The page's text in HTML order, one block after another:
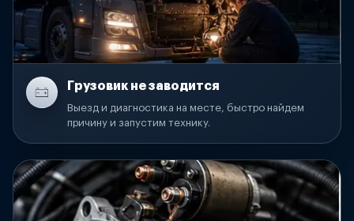
Грузовик не заводится
Выезд и диагностика на месте, быстро найдем
причину и запустим технику.